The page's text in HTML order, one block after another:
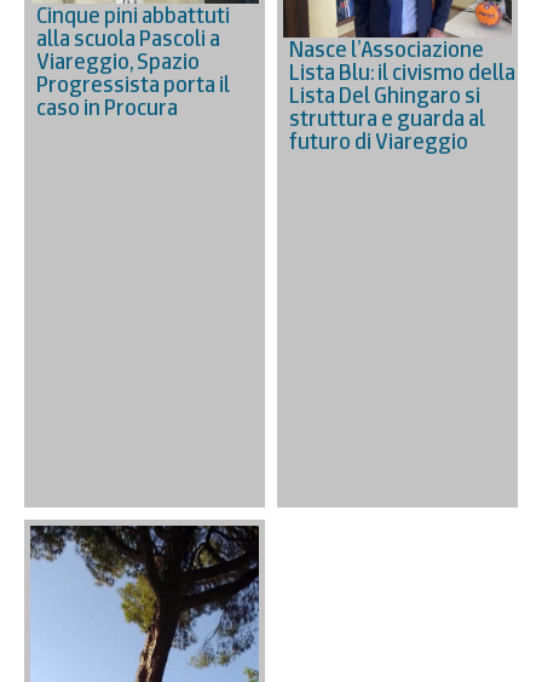
Cinque pini abbattuti
alla scuola Pascoli a
Viareggio, Spazio
Progressista porta il
caso in Procura
Nasce l’Associazione
Lista Blu: il civismo della
Lista Del Ghingaro si
struttura e guarda al
futuro di Viareggio